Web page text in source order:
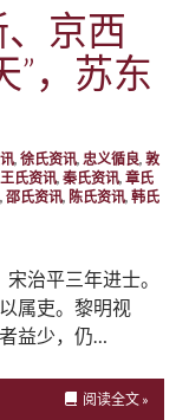
京西
”，苏东
, 徐氏资讯, 忠义循良, 敦
王氏资讯, 秦氏资讯, 章氏
, 邵氏资讯, 陈氏资讯, 韩氏
治平三年进士。
属吏。黎明视
益少，仍…
阅读全文 »